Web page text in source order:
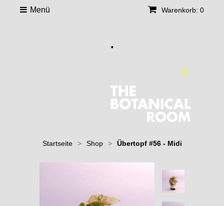
Warenkorb: 0
Menü
.
Startseite > Shop > Übertopf #56 - Midi